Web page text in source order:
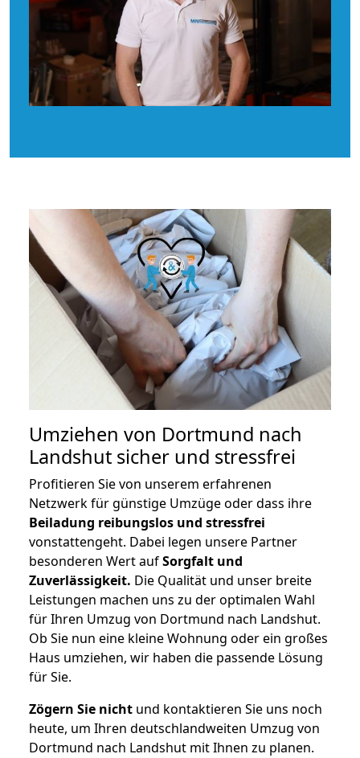
Umziehen von Dortmund nach
Landshut sicher und stressfrei
Profitieren Sie von unserem erfahrenen
Netzwerk für günstige Umzüge oder dass ihre
Beiladung reibungslos und stressfrei
vonstattengeht. Dabei legen unsere Partner
besonderen Wert aufSorgfalt und
Zuverlässigkeit. Die Qualität und unser breite
Leistungen machen uns zu der optimalen Wahl
für Ihren Umzug von Dortmund nach Landshut.
Ob Sie nun eine kleine Wohnung oder ein großes
Haus umziehen, wir haben die passende Lösung
für Sie.
Zögern Sie nicht und kontaktieren Sie uns noch
heute, um Ihren deutschlandweiten Umzug von
Dortmund nach Landshut mit Ihnen zu planen.